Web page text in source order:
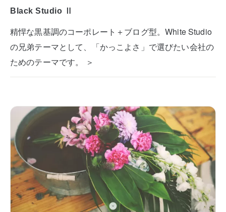
Black Studio Ⅱ
精悍な黒基調のコーポレート＋ブログ型。White Studio
の兄弟テーマとして、「かっこよさ」で選びたい会社の
ためのテーマです。 ＞